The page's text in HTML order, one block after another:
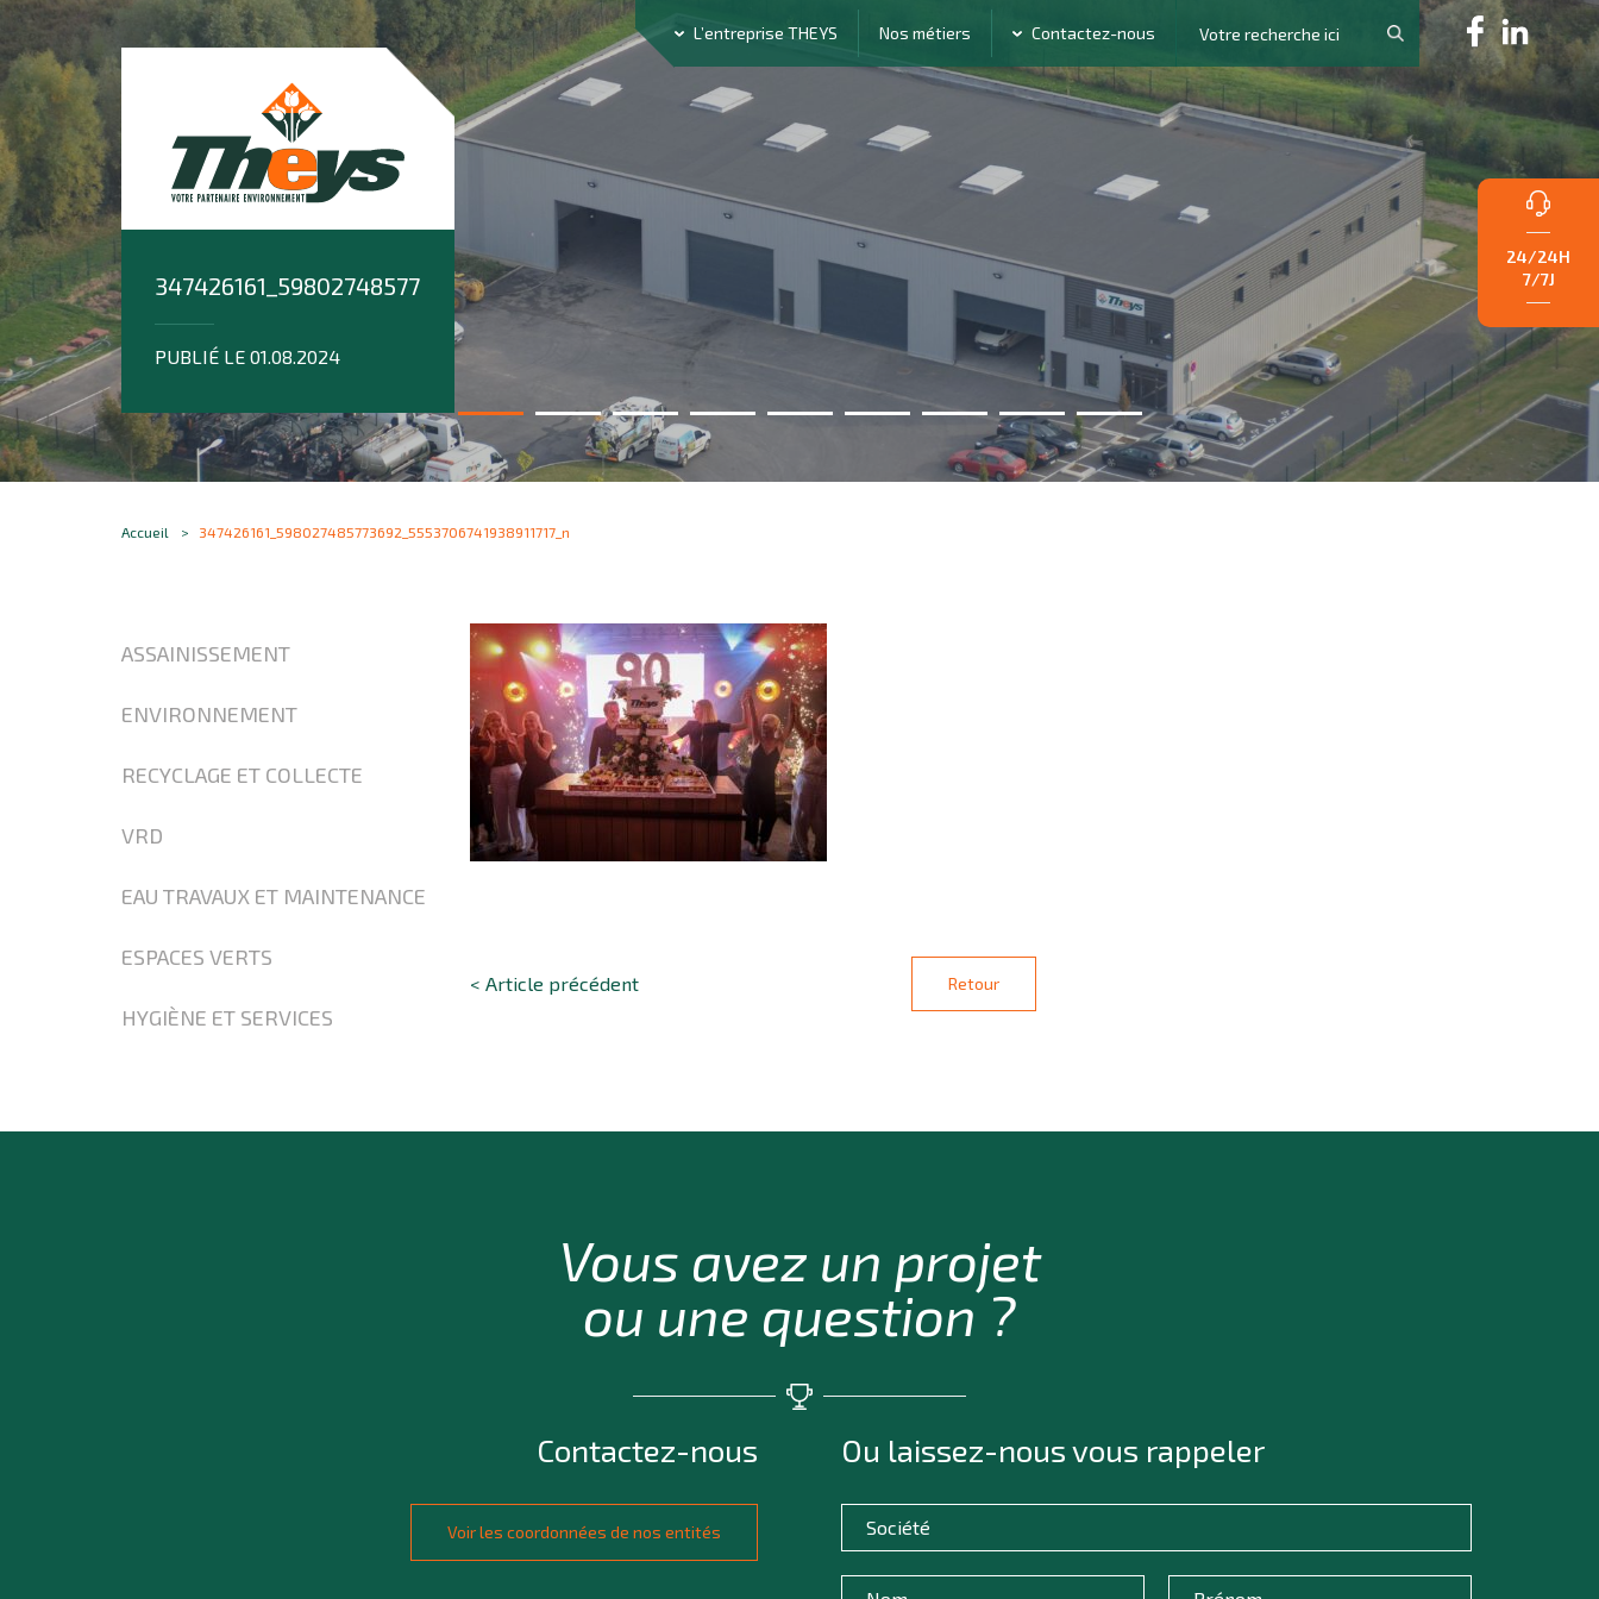
L’entreprise THEYS Nos métiers Contactez-nous
24/24H
7/7J
347426161_598027485773692_5553706741938911717_N
PUBLIÉ LE 01.08.2024
Accueil 347426161_598027485773692_5553706741938911717_n
ASSAINISSEMENT
ENVIRONNEMENT
RECYCLAGE ET COLLECTE
VRD
EAU TRAVAUX ET MAINTENANCE
ESPACES VERTS
HYGIÈNE ET SERVICES
Retour
< Article précédent
Vous avez un projet
ou une question ?
Contactez-nous
Voir les coordonnées de nos entités
Ou laissez-nous vous rappeler